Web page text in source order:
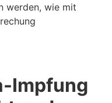
werden, wie mit
Impfung